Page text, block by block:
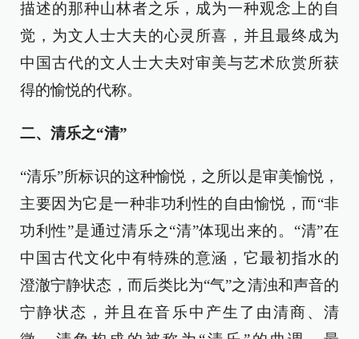
描述的那种山林者之乐，成为一种观念上的自
觉，为文人士大夫的心灵所喜，并且最终成为
中国古代的文人士大夫对审美与艺术欣赏所获
得的愉悦的代称。
二、清乐之“清”
“清乐”所标识的这种愉悦，之所以是审美愉悦，
主要因为它是一种非功利性的自由愉悦，而“非
功利性”是通过清乐之“清”体现出来的。“清”在
中国古代文化中有特殊的意涵，它最初指水的
澄澈宁静状态，而后类比为“气”之清浊和声音的
宁静状态，并且在音乐中产生了由清商、清